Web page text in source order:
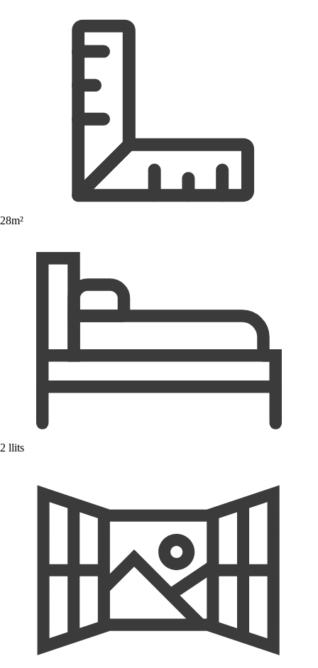
28m²
2 llits